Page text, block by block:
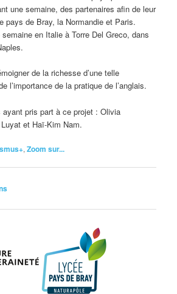
une semaine, des partenaires afin de leur
pays de Bray, la Normandie et Paris.
semaine en Italie à Torre Del Greco, dans
de la richesse d’une telle
l’importance de la pratique de l’anglais.
pris part à ce projet : Olivia
et Haï-Kim Nam.
,Zoom sur...